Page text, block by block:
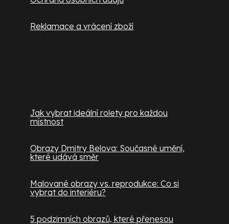
Reklamace a vrácení zboží
Jak vybrat ideální rolety pro každou
místnost
Obrazy Dmitry Belova: Současné umění,
které udává směr
Malované obrazy vs. reprodukce: Co si
vybrat do interiéru?
5 podzimních obrazů, které přenesou